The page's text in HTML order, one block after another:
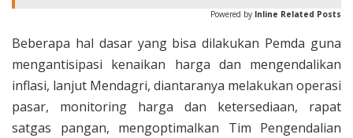
Powered by Inline Related Posts
Beberapa hal dasar yang bisa dilakukan Pemda guna
mengantisipasi kenaikan harga dan mengendalikan
inflasi, lanjut Mendagri, diantaranya melakukan operasi
pasar, monitoring harga dan ketersediaan, rapat
satgas pangan, mengoptimalkan Tim Pengendalian